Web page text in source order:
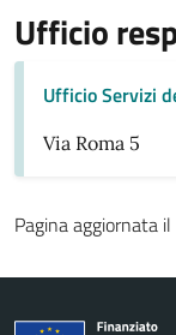
Ufficio
Ufficio Servizi
Via Roma 5
Pagina aggiornata